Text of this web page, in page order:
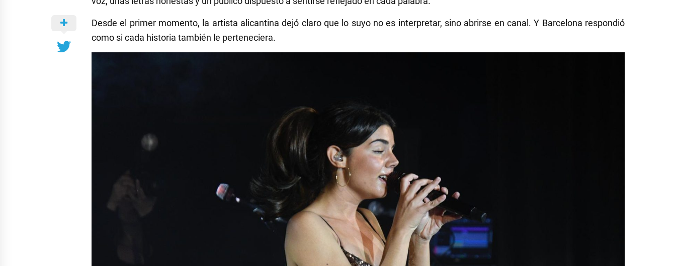
Desde el primer momento, la artista alicantina dejó claro que lo suyo no es interpretar, sino abrirse en canal. Y Barcelona respondió
como si cada historia también le perteneciera.